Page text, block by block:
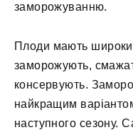
заморожуванню.
Плоди мають
заморожують,
консервують.
найкращим
наступного сезону.